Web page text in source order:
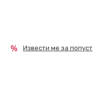
Извести ме за попуст